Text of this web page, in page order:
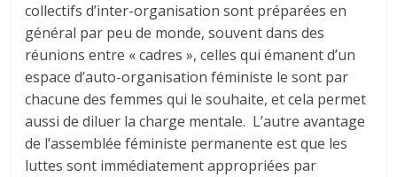
collectifs d’inter-organisation sont préparées en
général par peu de monde, souvent dans des
réunions entre « cadres », celles qui émanent d’un
espace d’auto-organisation féministe le sont par
chacune des femmes qui le souhaite, et cela permet
aussi de diluer la charge mentale. L’autre avantage
de l’assemblée féministe permanente est que les
luttes sont immédiatement appropriées par